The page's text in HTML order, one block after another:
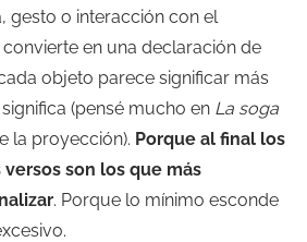
gesto o interacción con el
en una declaración de
objeto parece significar más
(pensé mucho en La soga
la proyección). Porque al final los
son los que más
. Porque lo mínimo esconde